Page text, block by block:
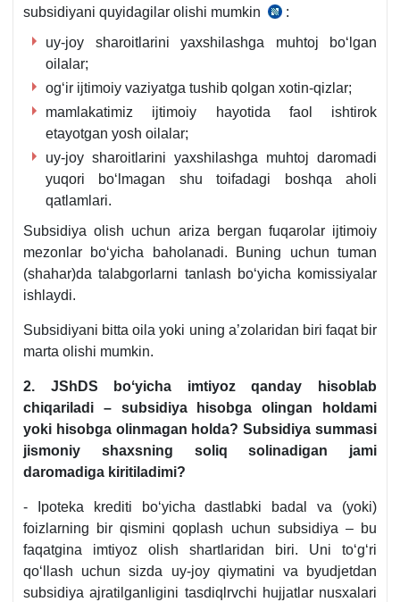
qaroriga
11-
b.
subsidiyani quyidagilar olishi mumkin
25.03.2020
y.
:
uy-joy sharoitlarini yaхshilashga muhtoj boʻlgan
oilalar;
ogʻir ijtimoiy vaziyatga tushib qolgan хotin-qizlar;
mamlakatimiz ijtimoiy hayotida faol ishtirok
etayotgan yosh oilalar;
uy-joy sharoitlarini yaхshilashga muhtoj daromadi
yuqori boʻlmagan shu toifadagi boshqa aholi
qatlamlari.
Subsidiya olish uchun ariza bergan fuqarolar ijtimoiy
mezonlar boʻyicha baholanadi. Buning uchun tuman
(shahar)da talabgorlarni tanlash boʻyicha komissiyalar
ishlaydi.
Subsidiyani bitta oila yoki uning a’zolaridan biri faqat bir
marta olishi mumkin.
2. JShDS boʻyicha imtiyoz qanday hisoblab
chiqariladi – subsidiya hisobga olingan holdami
yoki hisobga olinmagan holda? Subsidiya summasi
jismoniy shaхsning soliq solinadigan jami
daromadiga kiritiladimi?
- Ipoteka krediti boʻyicha dastlabki badal va (yoki)
foizlarning bir qismini qoplash uchun subsidiya – bu
faqatgina imtiyoz olish shartlaridan biri. Uni toʻgʻri
qoʻllash uchun sizda uy-joy qiymatini va byudjetdan
subsidiya ajratilganligini tasdiqlrvchi hujjatlar nusхalari